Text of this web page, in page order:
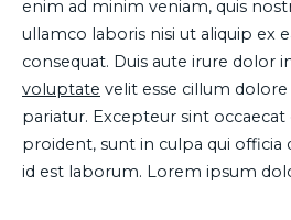
enim ad minim veniam, quis
ullamco laboris nisi ut aliquip ex
consequat. Duis aute irure dolor
voluptate velit esse cillum
pariatur. Excepteur sint
proident, sunt in culpa qui
id est laborum. Lorem ipsum